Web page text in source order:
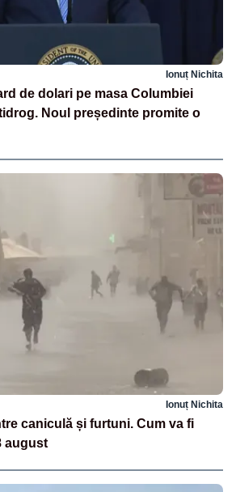
Ionuț Nichita
de dolari pe masa Columbiei
Noul președinte promite o
Ionuț Nichita
caniculă și furtuni. Cum va fi
august